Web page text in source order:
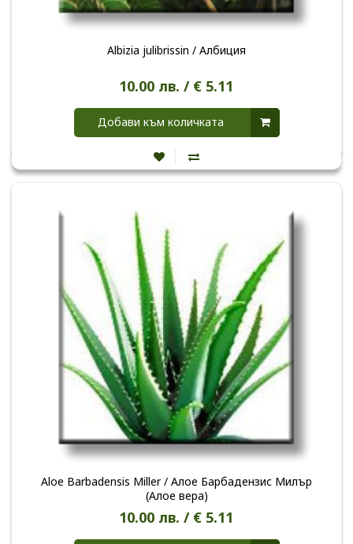
Albizia julibrissin / Албиция
10.00 лв. / € 5.11
Добави към количката
Aloe Barbadensis Miller / Алое Барбадензис Милър
(Алое вера)
10.00 лв. / € 5.11